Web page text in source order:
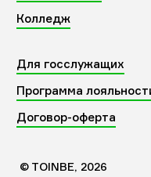
Колледж
Для госслужащих
Программа
Договор-оферта
© TOINBE, 2026